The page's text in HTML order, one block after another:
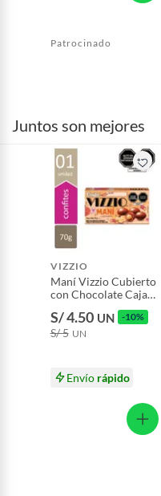
Patrocinado
Juntos son mejores
VIZZIO
Maní Vizzio Cubierto
con Chocolate Caja
S/ 4.50 UN -10%
S/ 5 UN
Envío rápido